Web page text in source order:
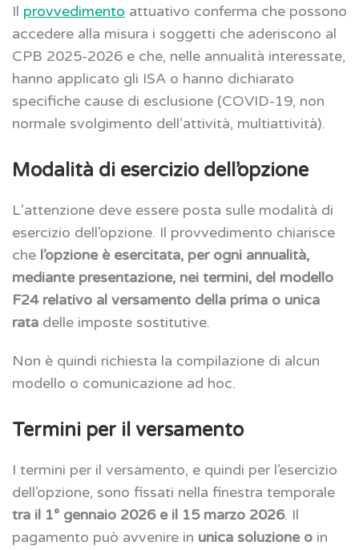
Il provvedimento attuativo conferma che possono
accedere alla misura i soggetti che aderiscono al
CPB 2025-2026 e che, nelle annualità interessate,
hanno applicato gli ISA o hanno dichiarato
specifiche cause di esclusione (COVID-19, non
normale svolgimento dell’attività, multiattività).
Modalità di esercizio dell’opzione
L’attenzione deve essere posta sulle modalità di
esercizio dell’opzione. Il provvedimento chiarisce
che l’opzione è esercitata, per ogni annualità,
mediante presentazione, nei termini, del modello
F24 relativo al versamento della prima o unica
rata delle imposte sostitutive.
Non è quindi richiesta la compilazione di alcun
modello o comunicazione ad hoc.
Termini per il versamento
I termini per il versamento, e quindi per l’esercizio
dell’opzione, sono fissati nella finestra temporale
tra il 1° gennaio 2026 e il 15 marzo 2026. Il
pagamento può avvenire in unica soluzione o in